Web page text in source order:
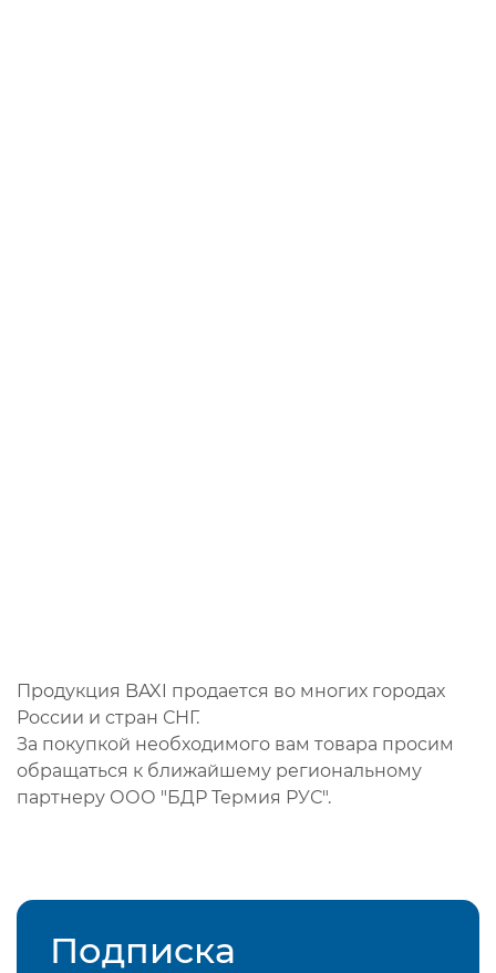
Продукция BAXI продается во многих городах
России и стран СНГ.
За покупкой необходимого вам товара просим
обращаться к ближайшему региональному
партнеру ООО "БДР Термия РУС".
Подписка